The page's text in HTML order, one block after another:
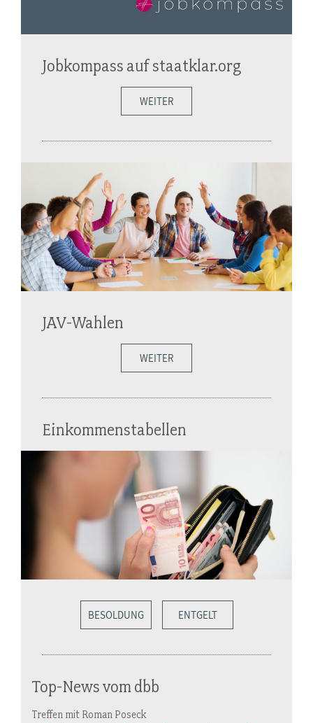
Jobkompass auf staatklar.org
WEITER
JAV-Wahlen
WEITER
Einkommenstabellen
BESOLDUNG ENTGELT
Top-News vom dbb
Treffen mit Roman Poseck